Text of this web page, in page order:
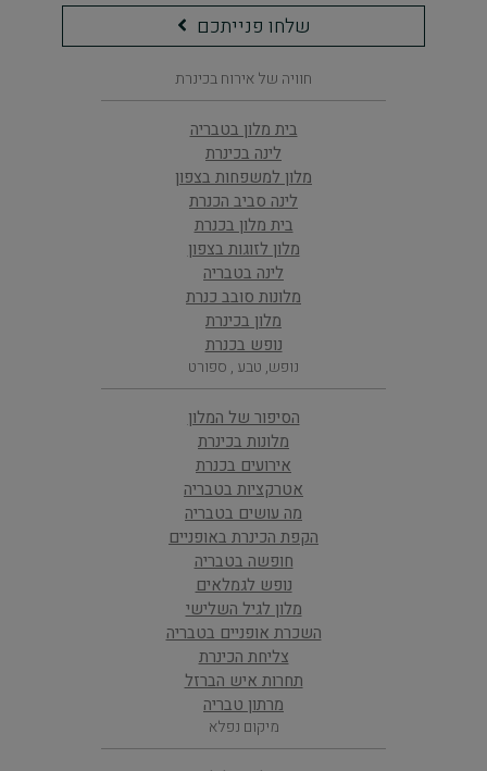
שלחו
פנייתכם
שלחו פנייתכם
חוויה של אירוח בכינרת
בית מלון בטבריה
לינה בכינרת
מלון למשפחות בצפון
לינה סביב הכנרת
בית מלון בכנרת
מלון לזוגות בצפון
לינה בטבריה
מלונות סובב כנרת
מלון בכינרת
נופש בכנרת
נופש, טבע , ספורט
הסיפור של המלון
מלונות בכינרת
אירועים בכנרת
אטרקציות בטבריה
מה עושים בטבריה
הקפת הכינרת באופניים
חופשה בטבריה
נופש לגמלאים
מלון לגיל השלישי
השכרת אופניים בטבריה
צליחת הכינרת
תחרות איש הברזל
מרתון טבריה
מיקום נפלא